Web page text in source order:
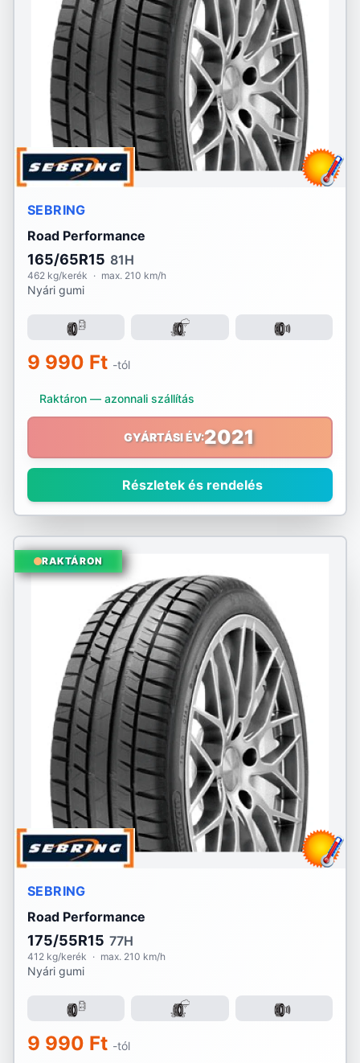
SEBRING
Road Performance
165/65R15 81H
462 kg/kerék · max. 210 km/h
Nyári gumi
9 990 Ft -tól
Raktáron — azonnali szállítás
GYÁRTÁSI ÉV:2021
Részletek és rendelés
RAKTÁRON
SEBRING
Road Performance
175/55R15 77H
412 kg/kerék · max. 210 km/h
Nyári gumi
9 990 Ft -tól